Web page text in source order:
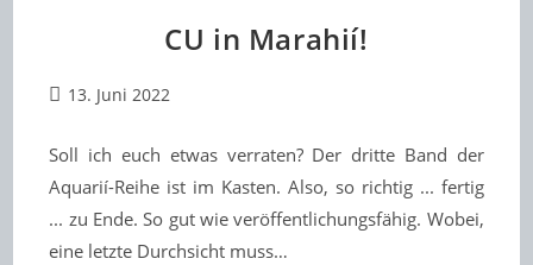
CU in Marahií!
Beitrag
13. Juni 2022
Soll ich euch etwas verraten? Der dritte Band der
Aquarií-Reihe ist im Kasten. Also, so richtig ... fertig
... zu Ende. So gut wie veröffentlichungsfähig. Wobei,
eine letzte Durchsicht muss…